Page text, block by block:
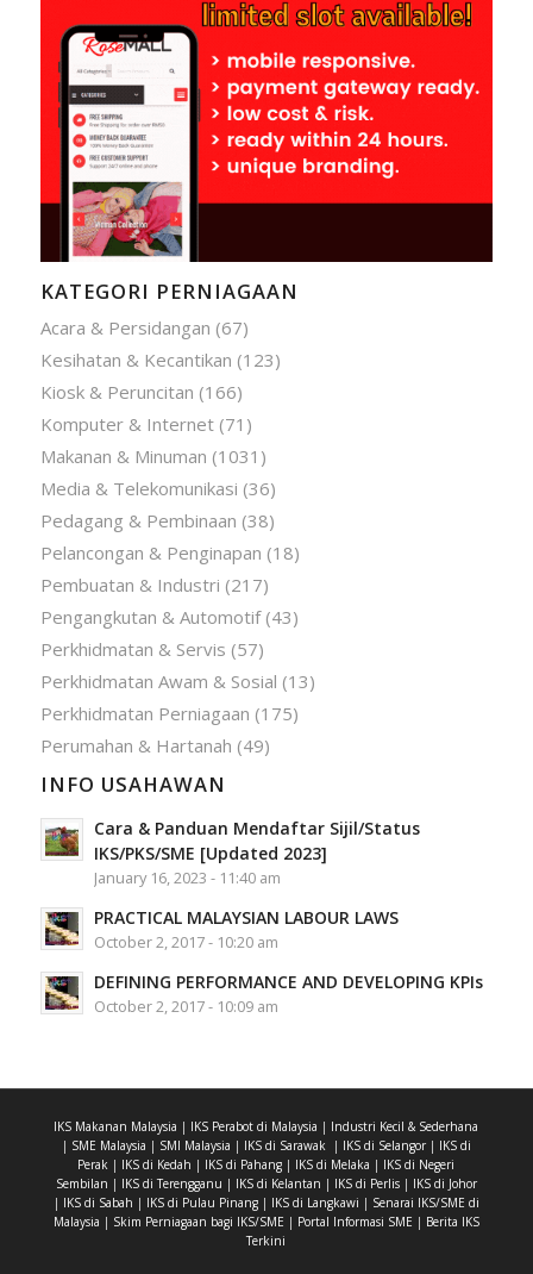
KATEGORI PERNIAGAAN
Acara & Persidangan (67)
Kesihatan & Kecantikan (123)
Kiosk & Peruncitan (166)
Komputer & Internet(71)
Makanan & Minuman (1031)
Media & Telekomunikasi (36)
Pedagang & Pembinaan (38)
Pelancongan & Penginapan (18)
Pembuatan & Industri (217)
Pengangkutan & Automotif(43)
Perkhidmatan & Servis (57)
Perkhidmatan Awam & Sosial (13)
Perkhidmatan Perniagaan (175)
Perumahan & Hartanah (49)
INFO USAHAWAN
Cara & Panduan Mendaftar Sijil/Status
IKS/PKS/SME [Updated 2023]
January 16, 2023 - 11:40 am
PRACTICAL MALAYSIAN LABOUR LAWS
October 2, 2017 - 10:20 am
DEFINING PERFORMANCE AND DEVELOPING KPIs
October 2, 2017 - 10:09 am
IKS Makanan Malaysia | IKS Perabot di Malaysia | Industri Kecil & Sederhana
| SME Malaysia | SMI Malaysia | IKS di Sarawak| IKS di Selangor| IKS di
Perak | IKS di Kedah | IKS di Pahang | IKS di Melaka | IKS di Negeri
Sembilan | IKS di Terengganu | IKS di Kelantan | IKS di Perlis| IKS di Johor
| IKS di Sabah | IKS di Pulau Pinang| IKS di Langkawi | Senarai IKS/SME di
Malaysia | Skim Perniagaan bagi IKS/SME | Portal Informasi SME | Berita IKS
Terkini